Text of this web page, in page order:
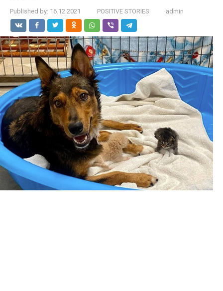
Published by: 16.12.2021 POSITIVE STORIES admin